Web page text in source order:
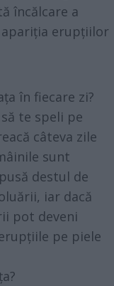
încălcare a
erupțiilor
în fiecare zi?
te speli pe
câteva zile
sunt
destul de
iar dacă
pot deveni
pe piele